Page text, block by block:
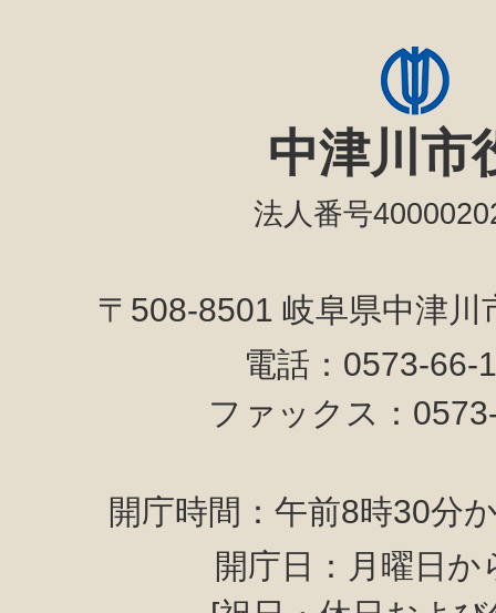
中津川市
法人番号
〒508-8501 岐阜県中津
電話：0573-
ファックス：
開庁時間：午前8時30分
開庁日：月曜日か